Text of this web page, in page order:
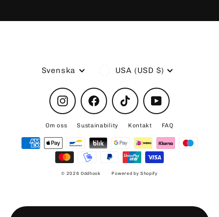
Language
Svenska Currency
USA (USD $)
InstagramFacebook TikTok YouTube
Om oss Sustainability Kontakt FAQ
© 2026 Oddhook Powered by Shopify